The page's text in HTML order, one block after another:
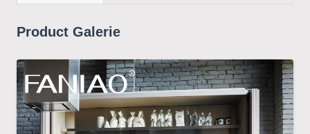
Product Galerie